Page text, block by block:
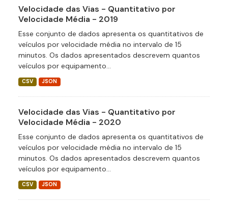
Velocidade das Vias - Quantitativo por
Velocidade Média - 2019
Esse conjunto de dados apresenta os quantitativos de
veículos por velocidade média no intervalo de 15
minutos. Os dados apresentados descrevem quantos
veículos por equipamento...
CSV JSON
Velocidade das Vias - Quantitativo por
Velocidade Média - 2020
Esse conjunto de dados apresenta os quantitativos de
veículos por velocidade média no intervalo de 15
minutos. Os dados apresentados descrevem quantos
veículos por equipamento...
CSV JSON